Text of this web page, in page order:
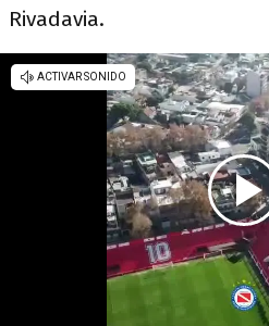
Rivadavia.